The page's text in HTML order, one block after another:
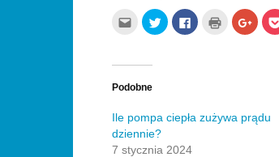
Kliknij,
aby
wysłać
znajomego
e-
w
nowym
oknie)
Udostępnij
na
Twitterze(Otwiera
Click
to
Kliknij
by
Click
to
share
Podobne
Ile pompa ciepła zużywa prądu
dziennie?
7 stycznia 2024